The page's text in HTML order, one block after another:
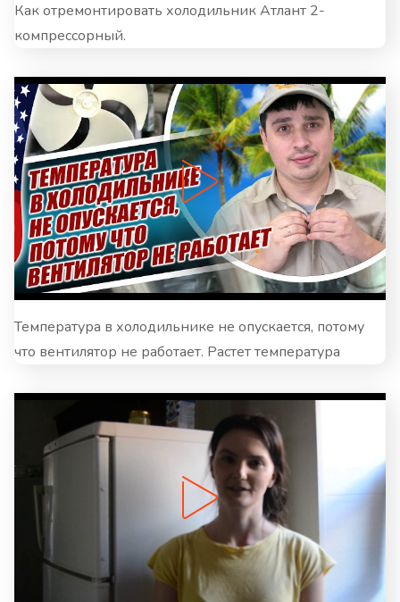
Как отремонтировать холодильник Атлант 2-
компрессорный.
Температура в холодильнике не опускается, потому
что вентилятор не работает. Растет температура